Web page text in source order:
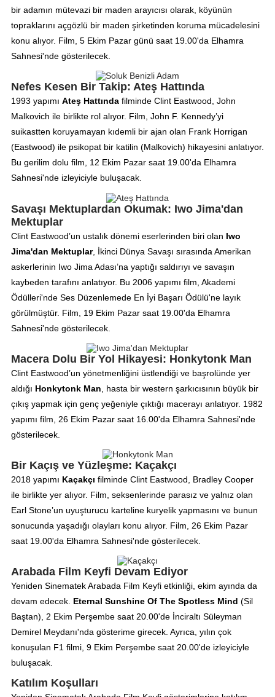
bir adamın mütevazi bir maden arayıcısı olarak, köyünün
topraklarını açgözlü bir maden şirketinden koruma mücadelesini
konu alıyor. Film, 5 Ekim Pazar günü saat 19.00'da Elhamra
Sahnesi'nde gösterilecek.
Nefes Kesen Bir Takip: Ateş Hattında
1993 yapımı Ateş Hattındafilminde Clint Eastwood, John
Malkovich ile birlikte rol alıyor. Film, John F. Kennedy’yi
suikastten koruyamayan kıdemli bir ajan olan Frank Horrigan
(Eastwood) ile psikopat bir katilin (Malkovich) hikayesini anlatıyor.
Bu gerilim dolu film, 12 Ekim Pazar saat 19.00'da Elhamra
Sahnesi'nde izleyiciyle buluşacak.
Savaşı Mektuplardan Okumak: Iwo Jima'dan
Mektuplar
Clint Eastwood’un ustalık dönemi eserlerinden biri olan Iwo
Jima'dan Mektuplar, İkinci Dünya Savaşı sırasında Amerikan
askerlerinin Iwo Jima Adası’na yaptığı saldırıyı ve savaşın
kaybeden tarafını anlatıyor. Bu 2006 yapımı film, Akademi
Ödülleri'nde Ses Düzenlemede En İyi Başarı Ödülü'ne layık
görülmüştür. Film, 19 Ekim Pazar saat 19.00'da Elhamra
Sahnesi'nde gösterilecek.
Macera Dolu Bir Yol Hikayesi: Honkytonk Man
Clint Eastwood’un yönetmenliğini üstlendiği ve başrolünde yer
aldığı Honkytonk Man , hasta bir western şarkıcısının büyük bir
çıkış yapmak için genç yeğeniyle çıktığı macerayı anlatıyor. 1982
yapımı film, 26 Ekim Pazar saat 16.00'da Elhamra Sahnesi'nde
gösterilecek.
Bir Kaçış ve Yüzleşme: Kaçakçı
2018 yapımı Kaçakçı filminde Clint Eastwood, Bradley Cooper
ile birlikte yer alıyor. Film, seksenlerinde parasız ve yalnız olan
Earl Stone’un uyuşturucu karteline kuryelik yapmasını ve bunun
sonucunda yaşadığı olayları konu alıyor. Film, 26 Ekim Pazar
saat 19.00'da Elhamra Sahnesi'nde gösterilecek.
Arabada Film Keyfi Devam Ediyor
Yeniden Sinematek Arabada Film Keyfi etkinliği, ekim ayında da
devam edecek. Eternal Sunshine Of The Spotless Mind (Sil
Baştan), 2 Ekim Perşembe saat 20.00'de İnciraltı Süleyman
Demirel Meydanı'nda gösterime girecek. Ayrıca, yılın çok
konuşulan F1 filmi, 9 Ekim Perşembe saat 20.00'de izleyiciyle
buluşacak.
Katılım Koşulları